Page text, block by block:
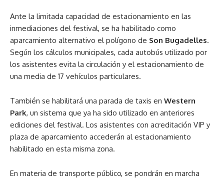
Ante la limitada capacidad de estacionamiento en las
inmediaciones del festival, se ha habilitado como
aparcamiento alternativo el polígono de Son Bugadelles.
Según los cálculos municipales, cada autobús utilizado por
los asistentes evita la circulación y el estacionamiento de
una media de 17 vehículos particulares.
También se habilitará una parada de taxis en Western
Park, un sistema que ya ha sido utilizado en anteriores
ediciones del festival. Los asistentes con acreditación VIP y
plaza de aparcamiento accederán al estacionamiento
habilitado en esta misma zona.
En materia de transporte público, se pondrán en marcha